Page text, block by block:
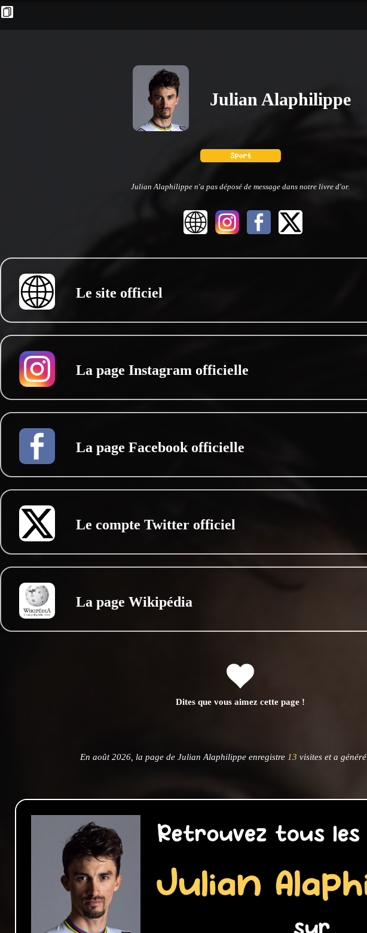
Julian Alaphilippe
Julian Alaphilippe n'a pas déposé de message dans notre livre d'or.
Le site officiel
La page Instagram officielle
La page Facebook officielle
Le compte Twitter officiel
La page Wikipédia
Dites que vous aimez cette page !
En août 2026, la page de Julian Alaphilippe enregistre 13 visites et a généré